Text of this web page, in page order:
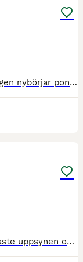
Ponny med kapacitet med rätt ryttare. Ingen nybörjar ponny! Hon har en räv bakom örat och reser sig. Blir lätt både stressad och utråkad. Men gillar ni specilla ponnysar så kommer ni gilla denna 🤩 hittar ni rätt kommer ni kunna ta många placeringar 😇 När hon är på humör hoppar hon som bara den 🙏 men ryttaren här hemma är för stor och lillasyster för osäker. Van vid
Ponnyn med den mjukaste mulen, busigaste uppsynen och de mest nyfikna ögonen. Eftersom nuvarande ryttaren föll för åldersträcket vid årsskiftet är det dags att se efter ett nytt hem till Swea. Hon har varit i vår ägo i snart 3 år och tävlat både hoppning, dressyr och fälttävlan. Swea har felfria rundor med vinst upp tom LB , tränar LA och redo för start på den höjden. I